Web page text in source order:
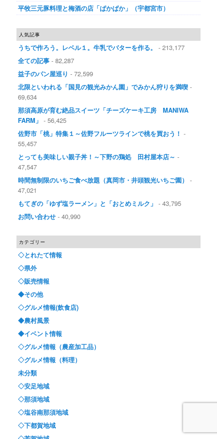
平牧三元豚料理と梅酒の店「ぱかぱか」（宇都宮市）
人気記事
うちで作ろう。レベル１。牛乳でバターを作る。
- 213,177
全ての記事 - 82,287
益子のパン屋巡り - 72,599
北限といわれる「国見の観光みかん園」でみかん狩りを満喫 -
69,634
那須高原が育む絶品スイーツ「チーズケーキ工房 MANIWA
FARM」 - 56,425
佐野市「桃」特集１～佐野フルーツラインで桃を買おう！ -
55,457
とっても美味しい親子丼！～下野の鶏処 田村屋本店～ -
47,547
時間無制限のいちご食べ放題（真岡市・井頭観光いちご園）
-
47,021
もてぎの「ゆず塩ラーメン」と「おとめミルク」 - 43,795
お問い合わせ - 40,990
カテゴリー
◇とれたて情報
◇県外
◇販売情報
◆その他
◇グルメ情報(飲食店)
◆農村風景
◆イベント情報
◇グルメ情報（農産加工品）
◇グルメ情報（料理）
未分類
◇安足地域
◇那須地域
◇塩谷南那須地域
◇下都賀地域